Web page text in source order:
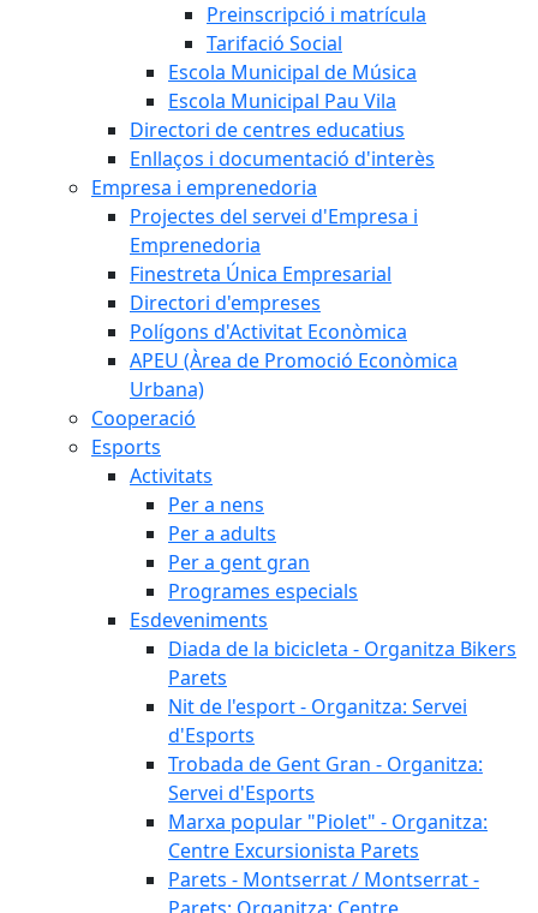
Preinscripció i matrícula
Tarifació Social
Escola Municipal de Música
Escola Municipal Pau Vila
Directori de centres educatius
Enllaços i documentació d'interès
Empresa i emprenedoria
Projectes del servei d'Empresa i
Emprenedoria
Finestreta Única Empresarial
Directori d'empreses
Polígons d'Activitat Econòmica
APEU (Àrea de Promoció Econòmica
Urbana)
Cooperació
Esports
Activitats
Per a nens
Per a adults
Per a gent gran
Programes especials
Esdeveniments
Diada de la bicicleta - Organitza Bikers
Parets
Nit de l'esport - Organitza: Servei
d'Esports
Trobada de Gent Gran - Organitza:
Servei d'Esports
Marxa popular "Piolet" - Organitza:
Centre Excursionista Parets
Parets - Montserrat / Montserrat -